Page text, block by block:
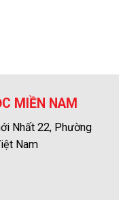
MIỀN NAM
Nhất 22, Phường
Nam